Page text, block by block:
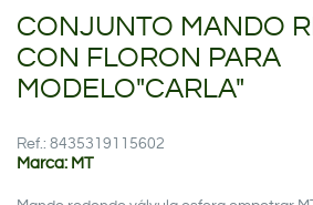
CONJUNTO MANDO
CON FLORON PARA
MODELO"CARLA"
Ref.: 8435319115602
Marca: MT